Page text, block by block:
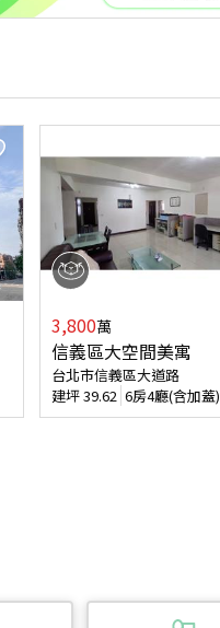
3,800萬
信義區大空間美寓
台北市信義區大道路
建坪39.62 6房4廳(含加蓋)